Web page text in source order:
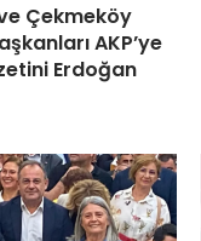
Çekmeköy
AKP’ye
Erdoğan